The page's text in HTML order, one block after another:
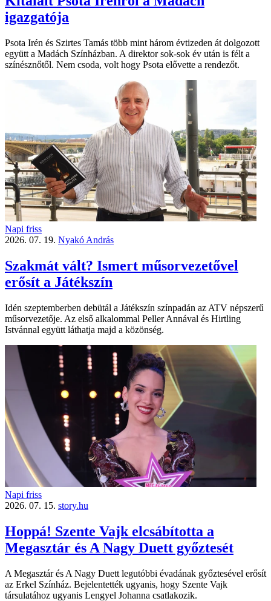
igazgatója
Psota Irén és Szirtes Tamás több mint három évtizeden át dolgozott
együtt a Madách Színházban. A direktor sok-sok év után is félt a
színésznőtől. Nem csoda, volt hogy Psota elővette a rendezőt.
Napi friss
2026. 07. 19. Nyakó András
Szakmát vált? Ismert műsorvezetővel
erősít a Játékszín
Idén szeptemberben debütál a Játékszín színpadán az ATV népszerű
műsorvezetője. Az első alkalommal Peller Annával és Hirtling
Istvánnal együtt láthatja majd a közönség.
Napi friss
2026. 07. 15. story.hu
Hoppá! Szente Vajk elcsábította a
Megasztár és A Nagy Duett győztesét
A Megasztár és A Nagy Duett legutóbbi évadának győztesével erősít
az Erkel Színház. Bejelentették ugyanis, hogy Szente Vajk
társulatához ugyanis Lengyel Johanna csatlakozik.